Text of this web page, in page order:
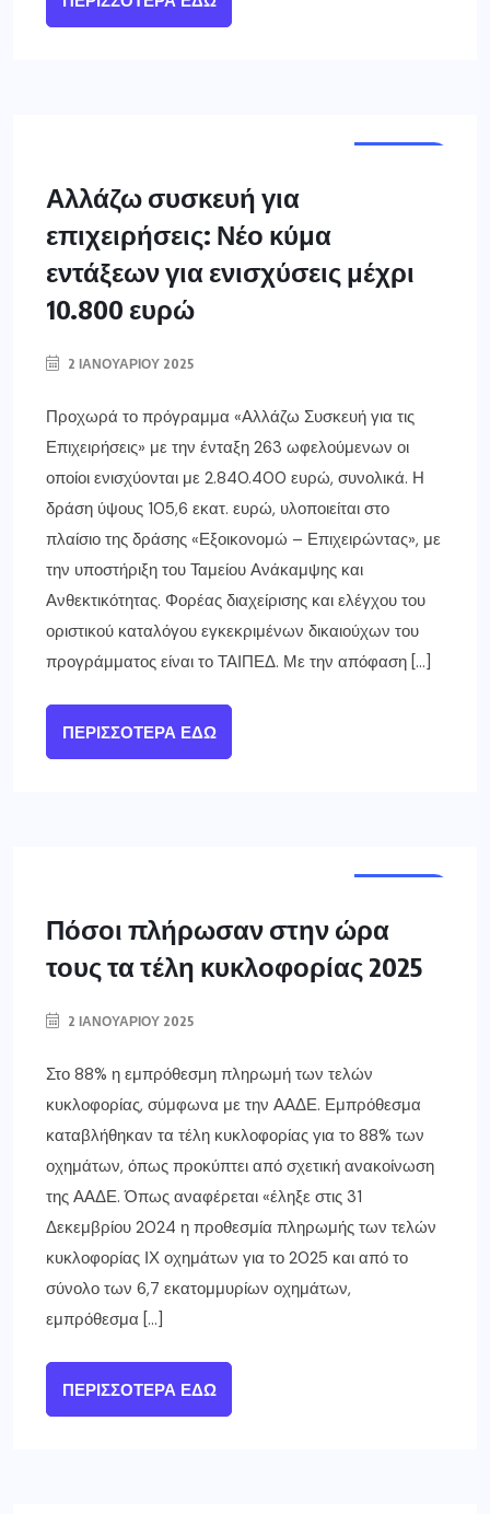
Αλλάζω συσκευή για
επιχειρήσεις: Νέο κύμα
εντάξεων για ενισχύσεις μέχρι
10.800 ευρώ
2 ΙΑΝΟΥΑΡΊΟΥ 2025
Προχωρά το πρόγραμμα «Αλλάζω Συσκευή για τις
Επιχειρήσεις» με την ένταξη 263 ωφελούμενων οι
οποίοι ενισχύονται με 2.840.400 ευρώ, συνολικά. Η
δράση ύψους 105,6 εκατ. ευρώ, υλοποιείται στο
πλαίσιο της δράσης «Εξοικονομώ – Επιχειρώντας», με
την υποστήριξη του Ταμείου Ανάκαμψης και
Ανθεκτικότητας. Φορέας διαχείρισης και ελέγχου του
οριστικού καταλόγου εγκεκριμένων δικαιούχων του
προγράμματος είναι το ΤΑΙΠΕΔ. Με την απόφαση […]
ΠΕΡΙΣΣΌΤΕΡΑ ΕΔΏ
Πόσοι πλήρωσαν στην ώρα
τους τα τέλη κυκλοφορίας 2025
2 ΙΑΝΟΥΑΡΊΟΥ 2025
Στο 88% η εμπρόθεσμη πληρωμή των τελών
κυκλοφορίας, σύμφωνα με την ΑΑΔΕ. Εμπρόθεσμα
καταβλήθηκαν τα τέλη κυκλοφορίας για το 88% των
οχημάτων, όπως προκύπτει από σχετική ανακοίνωση
της ΑΑΔΕ. Όπως αναφέρεται «έληξε στις 31
Δεκεμβρίου 2024 η προθεσμία πληρωμής των τελών
κυκλοφορίας ΙΧ οχημάτων για το 2025 και από το
σύνολο των 6,7 εκατομμυρίων οχημάτων,
εμπρόθεσμα […]
ΠΕΡΙΣΣΌΤΕΡΑ ΕΔΏ